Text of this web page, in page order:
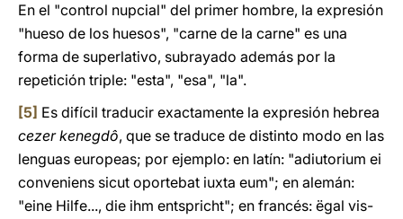
En el "control nupcial" del primer hombre, la expresión
"hueso de los huesos", "carne de la carne" es una
forma de superlativo, subrayado además por la
repetición triple: "esta", "esa", "la".
[5] Es difícil traducir exactamente la expresión hebrea
cezer kenegdô, que se traduce de distinto modo en las
lenguas europeas; por ejemplo: en latín: "adiutorium ei
conveniens sicut oportebat iuxta eum"; en alemán:
"eine Hilfe..., die ihm entspricht"; en francés: ëgal vis-